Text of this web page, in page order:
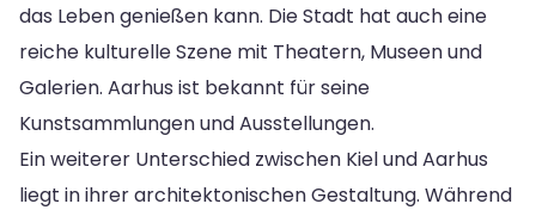
das Leben genießen kann. Die Stadt hat auch eine
reiche kulturelle Szene mit Theatern, Museen und
Galerien. Aarhus ist bekannt für seine
Kunstsammlungen und Ausstellungen.
Ein weiterer Unterschied zwischen Kiel und Aarhus
liegt in ihrer architektonischen Gestaltung. Während